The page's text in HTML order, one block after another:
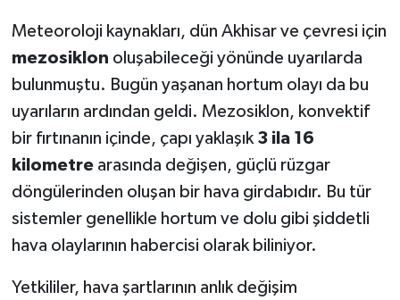
Meteoroloji kaynakları, dün Akhisar ve çevresi için
mezosiklon oluşabileceği yönünde uyarılarda
bulunmuştu. Bugün yaşanan hortum olayı da bu
uyarıların ardından geldi. Mezosiklon, konvektif
bir fırtınanın içinde, çapı yaklaşık 3 ila 16
kilometrearasında değişen, güçlü rüzgar
döngülerinden oluşan bir hava girdabıdır. Bu tür
sistemler genellikle hortum ve dolu gibi şiddetli
hava olaylarının habercisi olarak biliniyor.
Yetkililer, hava şartlarının anlık değişim
Etiketler